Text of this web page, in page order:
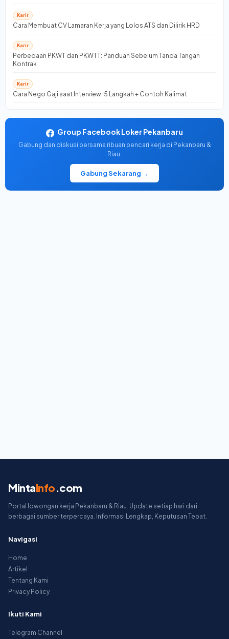
Karir
Cara Membuat CV Lamaran Kerja yang Lolos ATS dan Dilirik HRD
Karir
Perbedaan PKWT dan PKWTT: Panduan Sebelum Tanda Tangan
Kontrak
Karir
Cara Nego Gaji saat Interview: 5 Langkah + Contoh Kalimat
Group Facebook Loker Pekanbaru
Gabung dan diskusi bersama ribuan pencari kerja di Pekanbaru &
Riau.
Gabung Sekarang →
MintaInfo.com
Portal lowongan kerja Pekanbaru & Riau. Update setiap hari dari
berbagai sumber terpercaya. Informasi Lengkap, Keputusan Tepat.
Navigasi
Home
Artikel
Tentang Kami
Privacy Policy
Ikuti Kami
Telegram Channel